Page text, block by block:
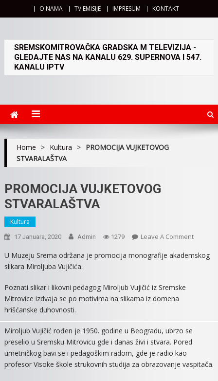
O NAMA TV EMISIJE IMPRESUM KONTAKT
SREMSKOMITROVAČKA GRADSKA M TELEVIZIJA -
GLEDAJTE NAS NA KANALU 629. SUPERNOVA I 547.
KANALU IPTV
Home > Kultura > PROMOCIJA VUJKETOVOG
STVARALAŠTVA
PROMOCIJA VUJKETOVOG
STVARALAŠTVA
Kultura
17 Januara, 2020 Admin 1279 Leave A CommentOn
U Muzeju Srema održana je promocija monografije akademskog
slikara Miroljuba Vujičića.
Poznati slikar i likovni pedagog Miroljub Vujičić iz Sremske
Mitrovice izdvaja se po motivima na slikama iz domena
hrišćanske duhovnosti.
Miroljub Vujičić rođen je 1950. godine u Beogradu, ubrzo se
preselio u Sremsku Mitrovicu gde i danas živi i stvara. Pored
umetničkog bavi se i pedagoškim radom, gde je radio kao
profesor Visoke škole strukovnih studija za obrazovanje vaspitača.